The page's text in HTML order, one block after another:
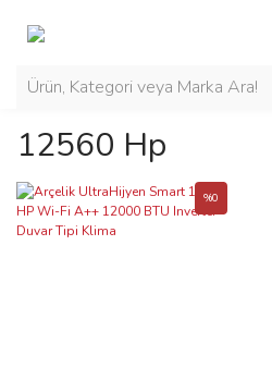
12560 Hp
%0